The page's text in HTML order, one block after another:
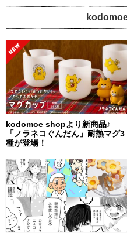
kodomoe shopより新商品♪
「ノラネコぐんだん」耐熱マグ3
種が登場！